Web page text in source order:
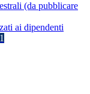
(da pubblicare
ai dipendenti